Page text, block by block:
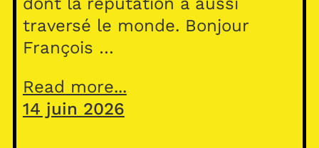
traversé le monde. Bonjour
François …
Read more...
14 juin 2026